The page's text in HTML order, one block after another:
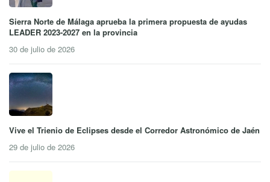
Sierra Norte de Málaga aprueba la primera propuesta de ayudas
LEADER 2023-2027 en la provincia
30 de julio de 2026
Vive el Trienio de Eclipses desde el Corredor Astronómico de Jaén
29 de julio de 2026